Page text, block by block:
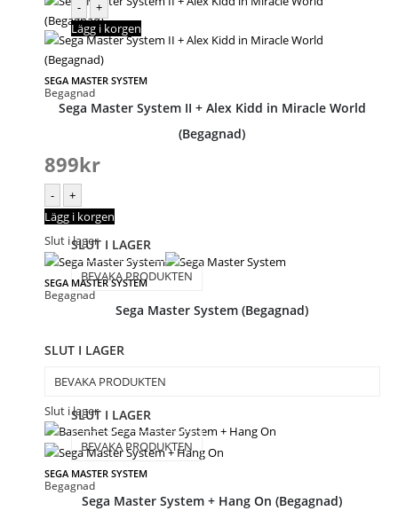
SEGA MASTER SYSTEM
Begagnad
-
+
Lägg i korgen
Sega Master System II + Alex Kidd in Miracle World
(Begagnad)
899kr
-
+
Lägg i korgen
Slut i lager
SEGA MASTER SYSTEM
Begagnad
SLUT I LAGER
BEVAKA PRODUKTEN
Sega Master System (Begagnad)
SLUT I LAGER
BEVAKA PRODUKTEN
Slut i lager
SEGA MASTER SYSTEM
Begagnad
SLUT I LAGER
BEVAKA PRODUKTEN
Sega Master System + Hang On (Begagnad)